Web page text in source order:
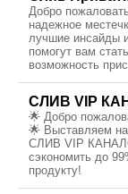
Добро
надежное
лучшие инсайды
помогут вам
возможность
СЛИВ VIP
🌟 Добро
🌟 Выставляем
СЛИВ VIP
сэкономить до
продукту!